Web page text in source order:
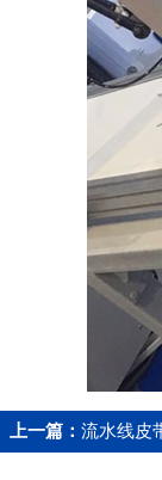
上一篇： 流水线皮